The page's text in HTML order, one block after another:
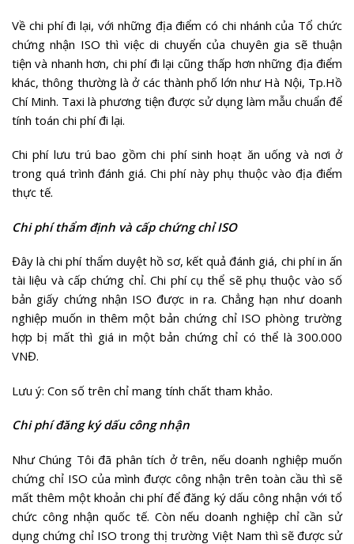
Về chi phí đi lại, với những địa điểm có chi nhánh của Tổ chức
chứng nhận ISO thì việc di chuyển của chuyên gia sẽ thuận
tiện và nhanh hơn, chi phí đi lại cũng thấp hơn những địa điểm
khác, thông thường là ở các thành phố lớn như Hà Nội, Tp.Hồ
Chí Minh. Taxi là phương tiện được sử dụng làm mẫu chuẩn để
tính toán chi phí đi lại.
Chi phí lưu trú bao gồm chi phí sinh hoạt ăn uống và nơi ở
trong quá trình đánh giá. Chi phí này phụ thuộc vào địa điểm
thực tế.
Chi phí thẩm định và cấp chứng chỉ ISO
Đây là chi phí thẩm duyệt hồ sơ, kết quả đánh giá, chi phí in ấn
tài liệu và cấp chứng chỉ. Chi phí cụ thể sẽ phụ thuộc vào số
bản giấy chứng nhận ISO được in ra. Chẳng hạn như doanh
nghiệp muốn in thêm một bản chứng chỉ ISO phòng trường
hợp bị mất thì giá in một bản chứng chỉ có thể là 300.000
VNĐ.
Lưu ý: Con số trên chỉ mang tính chất tham khảo.
Chi phí đăng ký dấu công nhận
Như Chúng Tôi đã phân tích ở trên, nếu doanh nghiệp muốn
chứng chỉ ISO của mình được công nhận trên toàn cầu thì sẽ
mất thêm một khoản chi phí để đăng ký dấu công nhận với tổ
chức công nhận quốc tế. Còn nếu doanh nghiệp chỉ cần sử
dụng chứng chỉ ISO trong thị trường Việt Nam thì sẽ được sử